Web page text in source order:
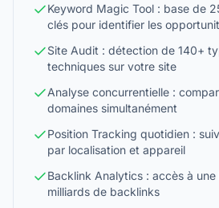
Keyword Magic Tool : base de
clés pour identifier les
Site Audit : détection de 140+
techniques sur votre site
Analyse concurrentielle :
domaines simultanément
Position Tracking quotidien :
par localisation et appareil
Backlink Analytics : accès à
milliards de backlinks